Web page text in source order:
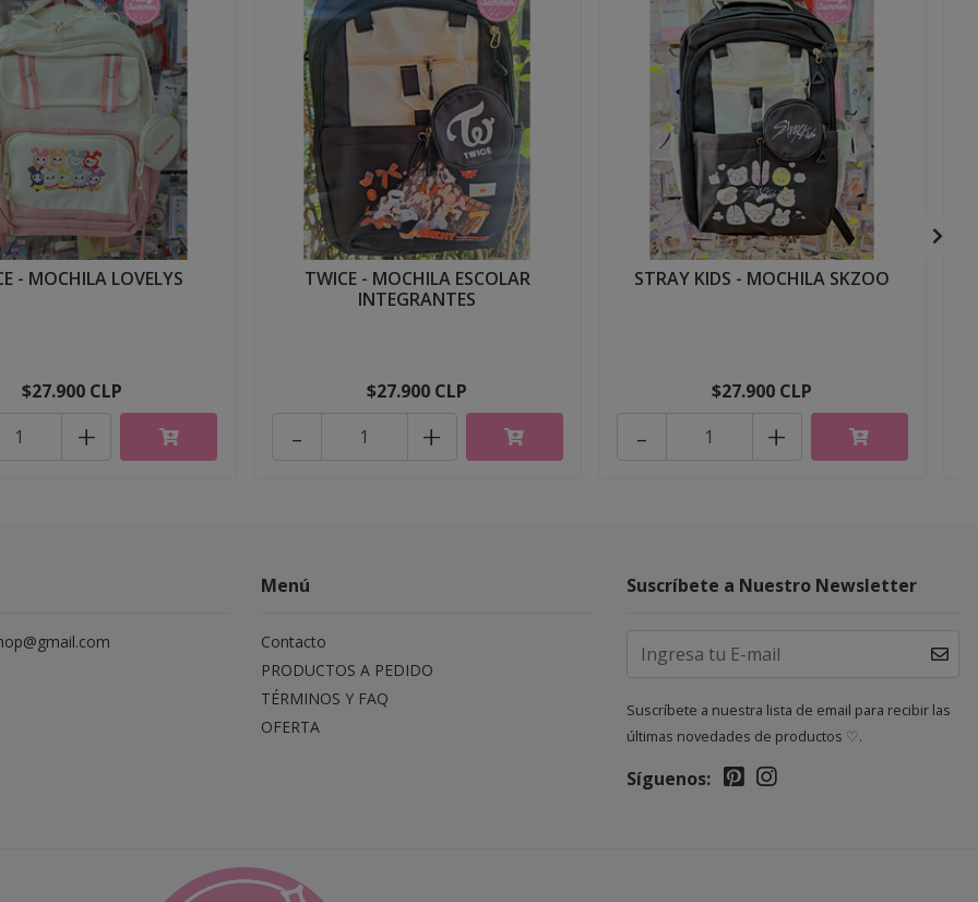
- MOCHILA LOVELYS
$27.900 CLP
+
TWICE - MOCHILA ESCOLAR
INTEGRANTES
$27.900 CLP
+
-
STRAY KIDS - MOCHILA SKZOO
$27.900 CLP
+
-
Menú
Contacto
PRODUCTOS A PEDIDO
TÉRMINOS Y FAQ
OFERTA
Suscríbete a Nuestro Newsletter
Suscríbete a nuestra lista de email para recibir las
últimas novedades de productos ♡.
Síguenos: